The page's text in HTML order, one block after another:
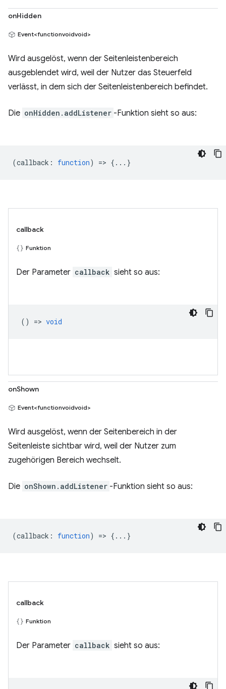
onHidden
Event<functionvoidvoid>
Wird ausgelöst, wenn der Seitenleistenbereich
ausgeblendet wird, weil der Nutzer das Steuerfeld
verlässt, in dem sich der Seitenleistenbereich befindet.
Die onHidden.addListener -Funktion sieht so aus:
(callback : function) => {...}
callback
Funktion
Der Parameter callback sieht so aus:
() => void
onShown
Event<functionvoidvoid>
Wird ausgelöst, wenn der Seitenbereich in der
Seitenleiste sichtbar wird, weil der Nutzer zum
zugehörigen Bereich wechselt.
Die onShown.addListener -Funktion sieht so aus:
(callback : function) => {...}
callback
Funktion
Der Parameter callback sieht so aus: